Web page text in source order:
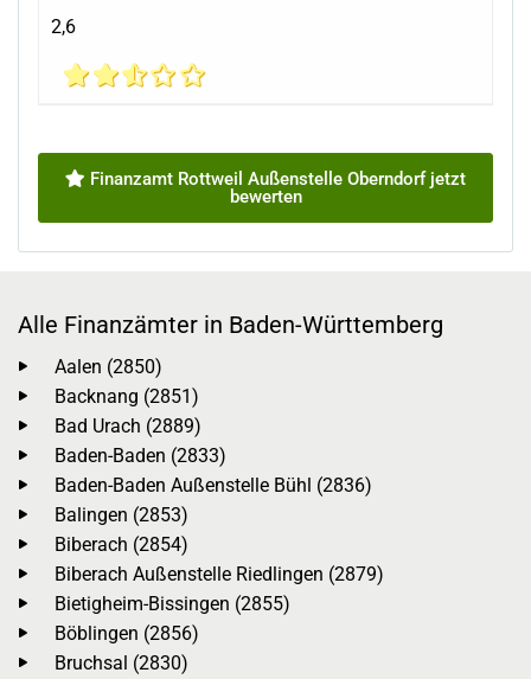
2,6
Finanzamt Rottweil Außenstelle Oberndorf jetzt
bewerten
Alle Finanzämter in Baden-Württemberg
Aalen (2850)
Backnang (2851)
Bad Urach (2889)
Baden-Baden (2833)
Baden-Baden Außenstelle Bühl (2836)
Balingen (2853)
Biberach (2854)
Biberach Außenstelle Riedlingen (2879)
Bietigheim-Bissingen (2855)
Böblingen (2856)
Bruchsal (2830)